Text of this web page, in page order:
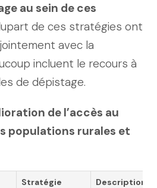
au sein de ces
de ces stratégies ont
avec la
incluent le recours à
de dépistage.
de l’accès au
populations rurales et
Stratégie
Description